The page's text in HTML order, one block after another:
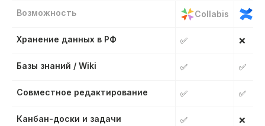
Возможность Collabis
Хранение данных в РФ ✅ ❌
Базы знаний / Wiki ✅ ✅
Совместное редактирование ✅ ✅
Канбан-доски и задачи ✅ ❌